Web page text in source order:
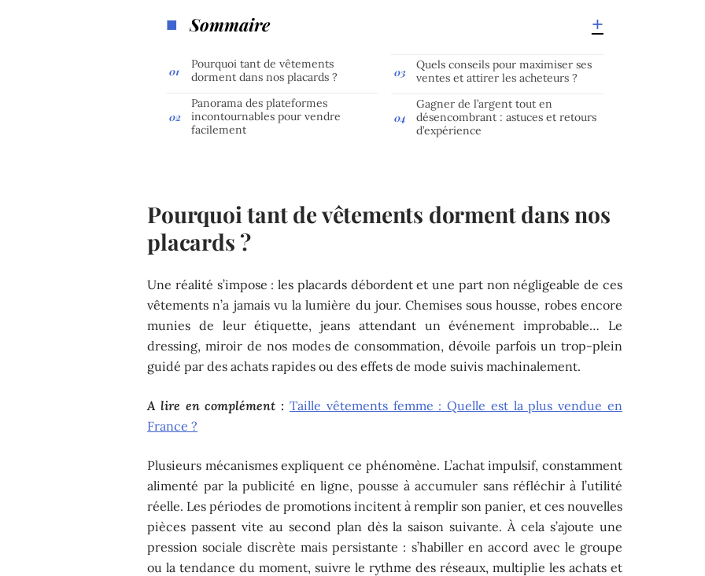
Sommaire
Pourquoi tant de vêtements
dorment dans nos placards ?
Panorama des plateformes
incontournables pour vendre
facilement
Quels conseils pour maximiser ses
ventes et attirer les acheteurs ?
Gagner de l’argent tout en
désencombrant : astuces et retours
d’expérience
Pourquoi tant de vêtements dorment dans nos
placards ?
Une réalité s’impose : les placards débordent et une part non négligeable de ces
vêtements n’a jamais vu la lumière du jour. Chemises sous housse, robes encore
munies de leur étiquette, jeans attendant un événement improbable… Le
dressing, miroir de nos modes de consommation, dévoile parfois un trop-plein
guidé par des achats rapides ou des effets de mode suivis machinalement.
A lire en complément : Taille vêtements femme : Quelle est la plus vendue en
France ?
Plusieurs mécanismes expliquent ce phénomène. L’achat impulsif, constamment
alimenté par la publicité en ligne, pousse à accumuler sans réfléchir à l’utilité
réelle. Les périodes de promotions incitent à remplir son panier, et ces nouvelles
pièces passent vite au second plan dès la saison suivante. À cela s’ajoute une
pression sociale discrète mais persistante : s’habiller en accord avec le groupe
ou la tendance du moment, suivre le rythme des réseaux, multiplie les achats et